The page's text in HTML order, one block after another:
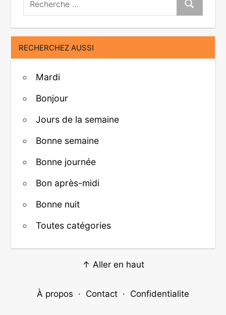
Recherche
RECHERCHEZ AUSSI
Mardi
Bonjour
Jours de la semaine
Bonne semaine
Bonne journée
Bon après-midi
Bonne nuit
Toutes catégories
↑ Aller en haut
À propos · Contact · Confidentialite